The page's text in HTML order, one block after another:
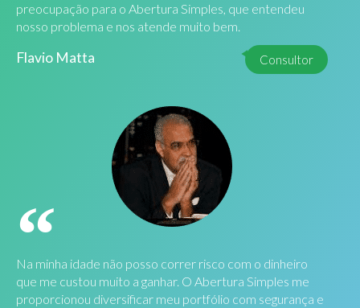
preocupação para o Abertura Simples, que entendeu
nosso problema e nos atende muito bem.
Flavio Matta Consultor
Na minha idade não posso correr risco com o dinheiro
que me custou muito a ganhar. O Abertura Simples me
proporcionou diversificar meu portfólio com segurança e